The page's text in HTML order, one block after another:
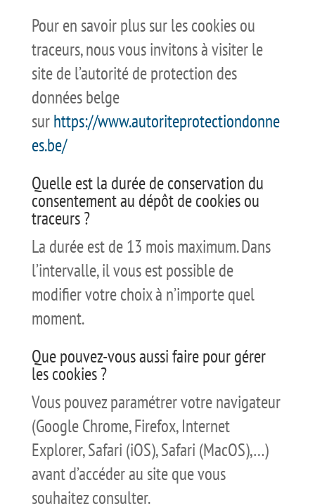
Pour en savoir plus sur les cookies ou
traceurs, nous vous invitons à visiter le
site de l’autorité de protection des
données belge
surhttps://www.autoriteprotectiondonne
es.be/
Quelle est la durée de conservation du
consentement au dépôt de cookies ou
traceurs ?
La durée est de 13 mois maximum. Dans
l’intervalle, il vous est possible de
modifier votre choix à n’importe quel
moment.
Que pouvez-vous aussi faire pour gérer
les cookies ?
Vous pouvez paramétrer votre navigateur
(Google Chrome, Firefox, Internet
Explorer, Safari (iOS), Safari (MacOS),…)
avant d’accéder au site que vous
souhaitez consulter.